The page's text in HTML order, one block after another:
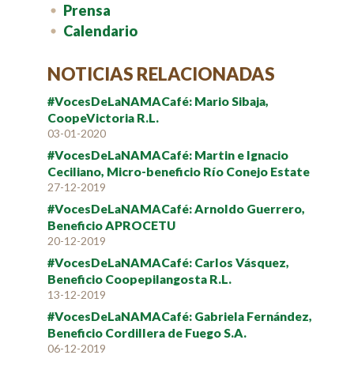
Prensa
Calendario
NOTICIAS RELACIONADAS
#VocesDeLaNAMACafé: Mario Sibaja,
CoopeVictoria R.L.
03-01-2020
#VocesDeLaNAMACafé: Martin e Ignacio
Ceciliano, Micro-beneficio Río Conejo Estate
27-12-2019
#VocesDeLaNAMACafé: Arnoldo Guerrero,
Beneficio APROCETU
20-12-2019
#VocesDeLaNAMACafé: Carlos Vásquez,
Beneficio Coopepilangosta R.L.
13-12-2019
#VocesDeLaNAMACafé: Gabriela Fernández,
Beneficio Cordillera de Fuego S.A.
06-12-2019